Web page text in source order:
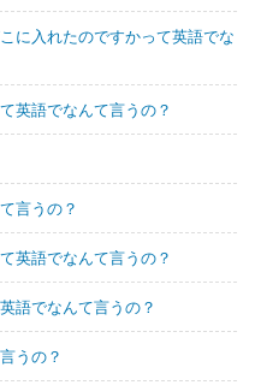
に入れたのですかって英語でな
英語でなんて言うの？
言うの？
英語でなんて言うの？
語でなんて言うの？
うの？